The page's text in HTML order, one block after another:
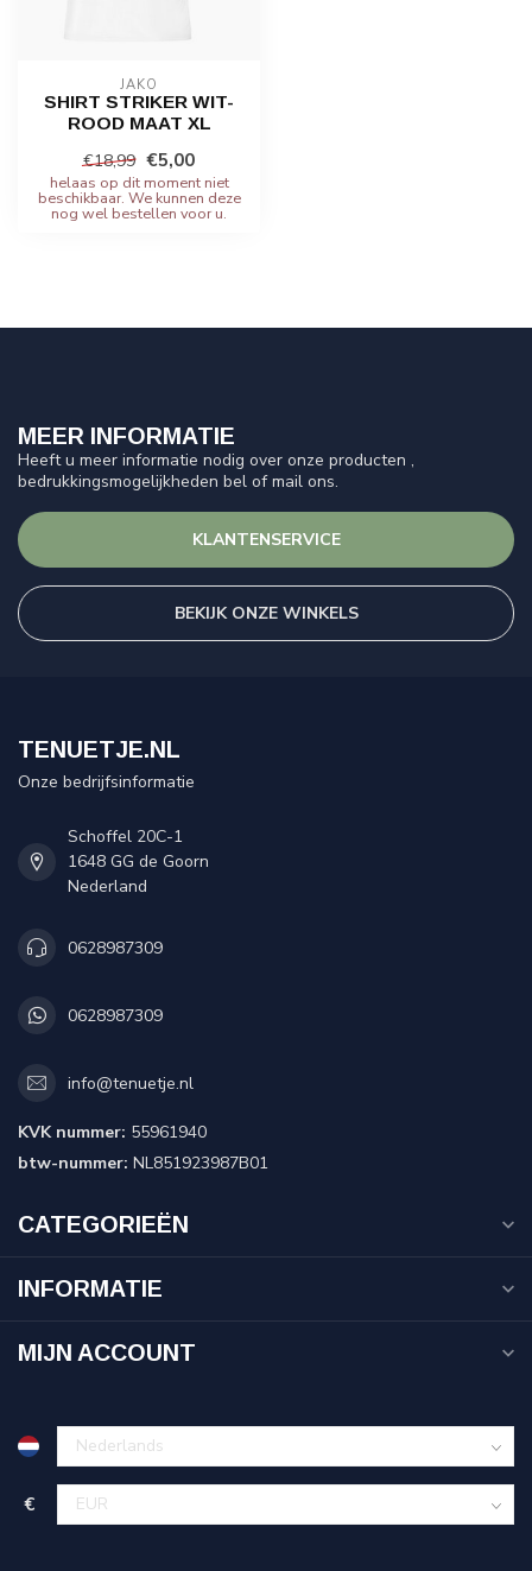
JAKO
SHIRT STRIKER WIT-
ROOD MAAT XL
€18,99 €5,00
helaas op dit moment niet
beschikbaar. We kunnen deze
nog wel bestellen voor u.
MEER INFORMATIE
Heeft u meer informatie nodig over onze producten ,
bedrukkingsmogelijkheden bel of mail ons.
KLANTENSERVICE
BEKIJK ONZE WINKELS
TENUETJE.NL
Onze bedrijfsinformatie
Schoffel 20C-1
1648 GG de Goorn
Nederland
0628987309
0628987309
info@tenuetje.nl
KVK nummer: 55961940
btw-nummer: NL851923987B01
CATEGORIEËN
INFORMATIE
MIJN ACCOUNT
€